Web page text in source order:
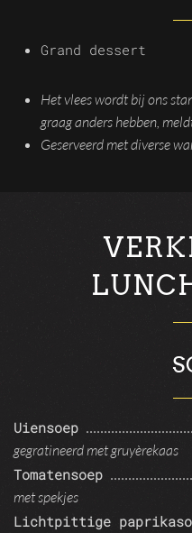
Grand dessert
Het vlees wordt bij ons
graag anders hebben,
Geserveerd met diverse
Uiensoep
gegratineerd met gruyèrekaas
Tomatensoep
met spekjes
Lichtpittige